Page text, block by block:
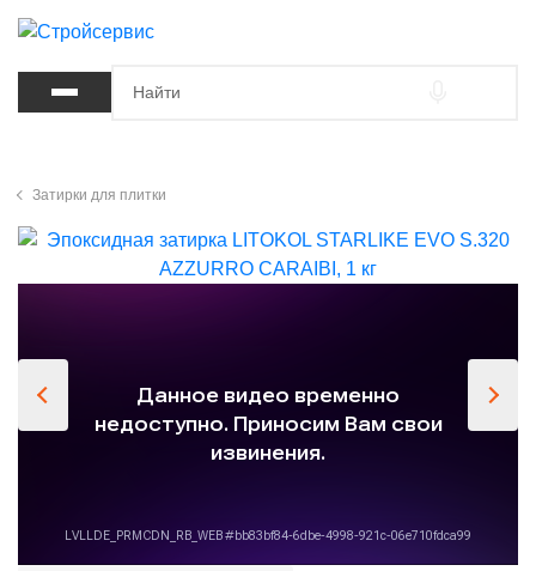
Затирки для плитки